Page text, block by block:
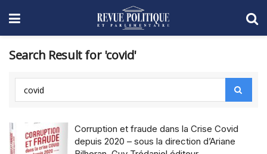
Search Result for 'covid'
Corruption et fraude dans la Crise Covid
depuis 2020 – sous la direction d’Ariane